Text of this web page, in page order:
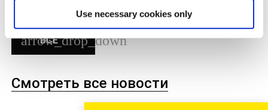
Use necessary cookies only
ВСЕ
Смотреть все новости